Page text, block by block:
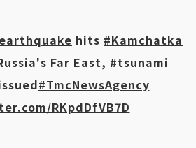
hits #Kamchatka
's Far East, #tsunami
#TmcNewsAgency
RKpdDfVB7D